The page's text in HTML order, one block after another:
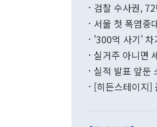
검찰 수사권,
서울 첫 폭염중
'300억 사기' 차
실거주 아니면
실적 발표 앞둔
[히든스테이지]